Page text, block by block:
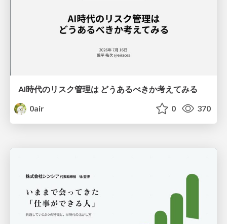
AI時代のリスク管理は どうあるべきか考えてみる
0air
0 370